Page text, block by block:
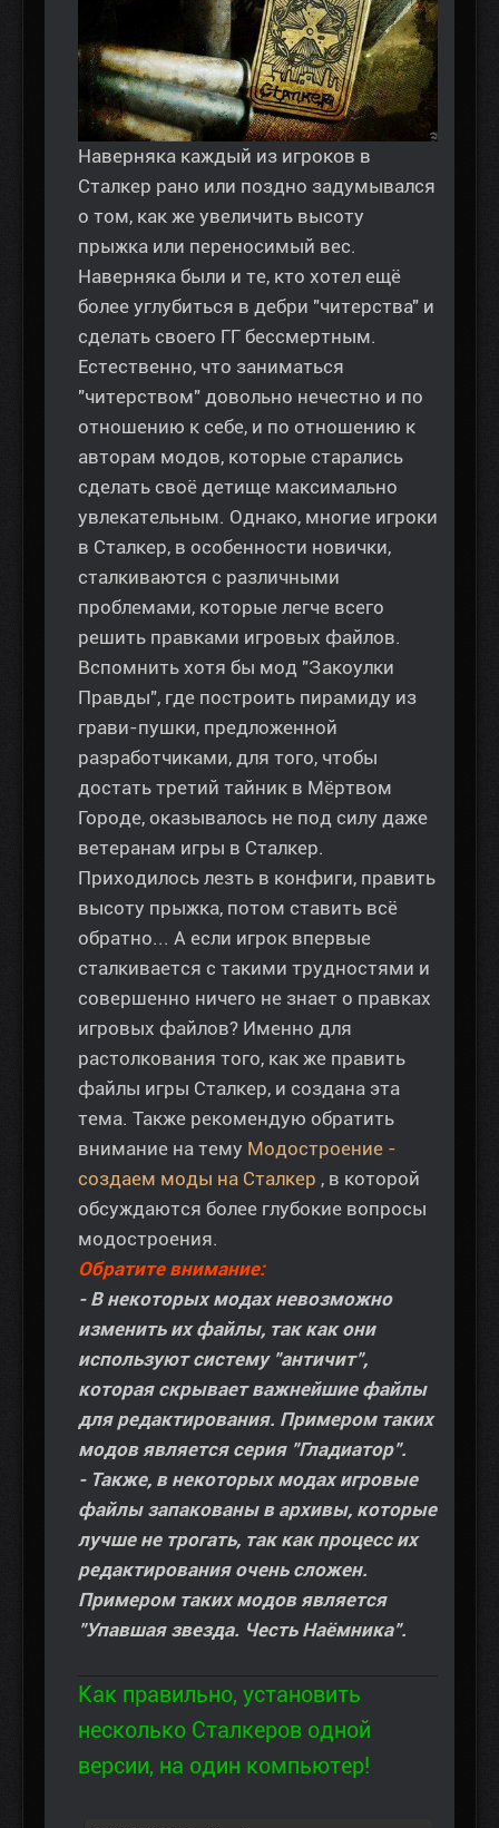
Наверняка каждый из игроков в
Сталкер рано или поздно задумывался
о том, как же увеличить высоту
прыжка или переносимый вес.
Наверняка были и те, кто хотел ещё
более углубиться в дебри "читерства" и
сделать своего ГГ бессмертным.
Естественно, что заниматься
"читерством" довольно нечестно и по
отношению к себе, и по отношению к
авторам модов, которые старались
сделать своё детище максимально
увлекательным. Однако, многие игроки
в Сталкер, в особенности новички,
сталкиваются с различными
проблемами, которые легче всего
решить правками игровых файлов.
Вспомнить хотя бы мод "Закоулки
Правды", где построить пирамиду из
грави-пушки, предложенной
разработчиками, для того, чтобы
достать третий тайник в Мёртвом
Городе, оказывалось не под силу даже
ветеранам игры в Сталкер.
Приходилось лезть в конфиги, править
высоту прыжка, потом ставить всё
обратно... А если игрок впервые
сталкивается с такими трудностями и
совершенно ничего не знает о правках
игровых файлов? Именно для
растолкования того, как же править
файлы игры Сталкер, и создана эта
тема. Также рекомендую обратить
внимание на тему Модостроение -
создаем моды на Сталкер , в которой
обсуждаются более глубокие вопросы
модостроения.
Обратите внимание:
- В некоторых модах невозможно
изменить их файлы, так как они
используют систему "античит",
которая скрывает важнейшие файлы
для редактирования. Примером таких
модов является серия "Гладиатор".
- Также, в некоторых модах игровые
файлы запакованы в архивы, которые
лучше не трогать, так как процесс их
редактирования очень сложен.
Примером таких модов является
"Упавшая звезда. Честь Наёмника".
Как правильно, установить
несколько Сталкеров одной
версии, на один компьютер!